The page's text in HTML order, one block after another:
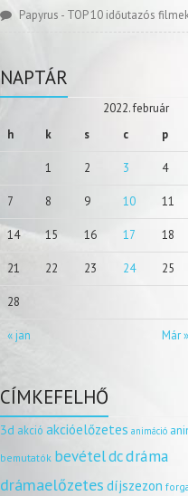
Papyrus - TOP 10 időutazós
NAPTÁR
2022. február
h
k s c p
« jan Már »
1 2 3 4
7 8 9 10 11
14 15 16 17 18
21 22 23 24 25
28
CÍMKEFELHŐ
3d akció akcióelőzetes animáció
bemutatók bevételdcdráma
drámaelőzetes díjszezon